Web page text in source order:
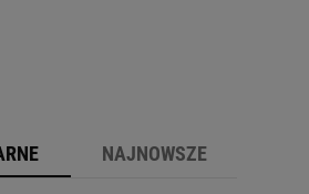
NAJNOWSZE